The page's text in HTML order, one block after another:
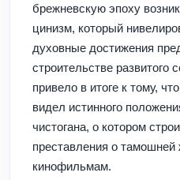
брежневскую эпоху
цинизм, который
духовные достижения
строительстве развитого
привело в итоге к тому,
видел истинного
чистогана, о котором
преставления о тамошней
кинофильмам.